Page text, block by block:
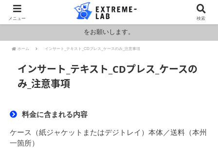
ロシア・ウクライナおよびアメリカ・イランの情勢により燃料および原料
価格が高騰しております。HPの金額と料金が異なりますのでお見積もり
をお願いします。
ホーム インサート_テキスト_CDプレス_ケースのみ_注意事項
インサート_テキスト_CDプレス_ケースの
み_注意事項
料金に含まれる内容
ケース（紙ジャケットまたはデジトレイ）本体／送料（本州
一箇所）
メニュー 検索